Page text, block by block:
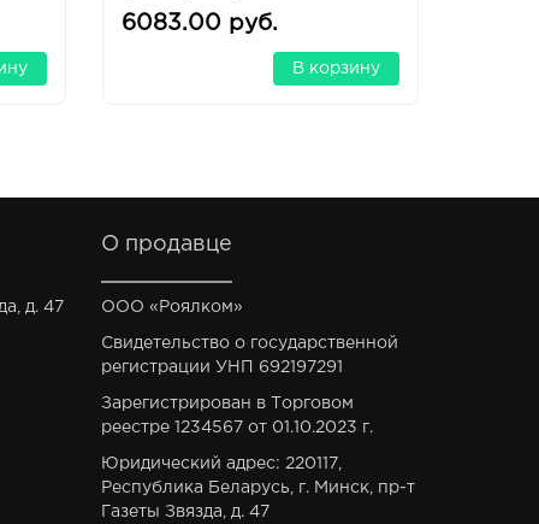
6083.00 руб.
В корзину
д. 47
О продавце
ООО «Роялком»
Свидетельство о государственной
регистрации УНП 692197291
Зарегистрирован в Торговом
реестре 1234567 от 01.10.2023 г.
Юридический адрес: 220117,
Республика Беларусь, г. Минск, пр-т
Газеты Звязда, д. 47